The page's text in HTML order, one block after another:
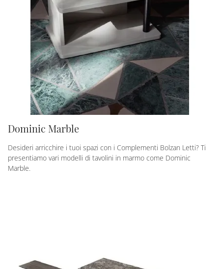
Dominic Marble
Desideri arricchire i tuoi spazi con i Complementi Bolzan Letti? Ti
presentiamo vari modelli di tavolini in marmo come Dominic
Marble.